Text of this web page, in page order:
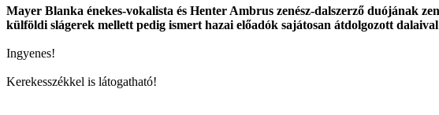
Mayer Blanka énekes-vokalista és Henter Ambrus zenész-dalszerző duójának
külföldi slágerek mellett pedig ismert hazai előadók sajátosan átdolgozott
Ingyenes!
Kerekesszékkel is látogatható!